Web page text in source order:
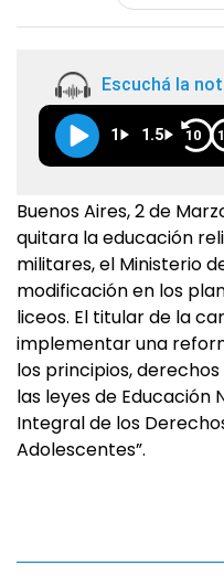
Escuchá la
1 1.5 10
Buenos Aires, 2 de
quitara la educación
militares, el Ministerio
modificación en los
liceos. El titular de la
implementar una
los principios,
las leyes de Educación
Integral de los
Adolescentes”.